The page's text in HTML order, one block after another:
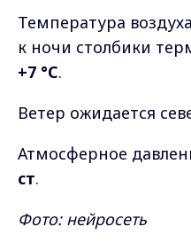
Температура
к ночи столбики
+7 °C.
Ветер ожидается
Атмосферное
ст.
Фото: нейросеть